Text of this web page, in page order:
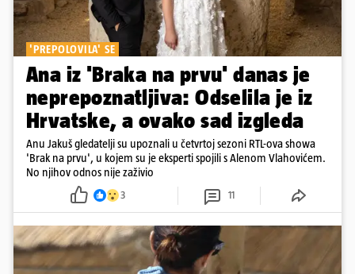
'PREPOLOVILA' SE
Ana iz 'Braka na prvu' danas je
neprepoznatljiva: Odselila je iz
Hrvatske, a ovako sad izgleda
Anu Jakuš gledatelji su upoznali u četvrtoj sezoni RTL-ova showa
'Brak na prvu', u kojem su je eksperti spojili s Alenom Vlahovićem.
No njihov odnos nije zaživio
3 11